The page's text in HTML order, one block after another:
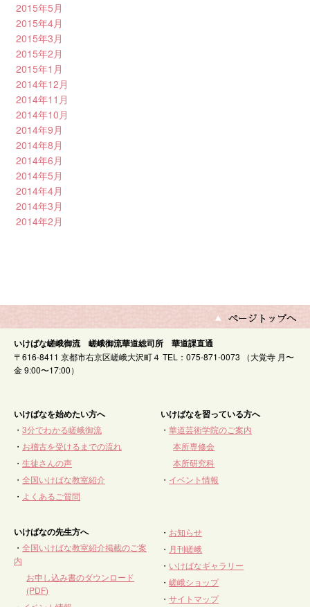
2015年5月
2015年4月
2015年3月
2015年2月
2015年1月
2014年12月
2014年11月
2014年10月
2014年9月
2014年8月
2014年6月
2014年5月
2014年4月
2014年3月
2014年2月
いけばな嵯峨御流 嵯峨御流華道総司所 華道課直通
〒616-8411 京都市右京区嵯峨大沢町４ TEL：075-871-0073 （大覚寺 月〜
金 9:00〜17:00）
いけばなを始めたい方へ
・ 3分でわかる嵯峨御流
・ お稽古を受けるまでの流れ
・ 生徒さんの声
・ 全国いけばな教室紹介
・ よくあるご質問
いけばなを習っている方へ
・華道芸術学院のご案内
本所専修会
本所研究科
・ イベント情報
いけばなの先生方へ
・ 全国いけばな教室紹介掲載のご案
内
お申し込み書のダウンロード
(PDF)
・ お知らせ
・ 月刊嵯峨
・ いけばなギャラリー
・嵯峨ショップ
・サイトマップ